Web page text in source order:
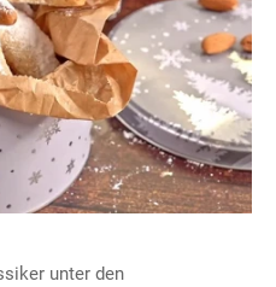
unter den